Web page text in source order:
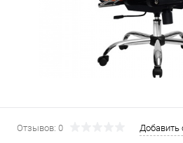
Отзывов: 0
Добавить